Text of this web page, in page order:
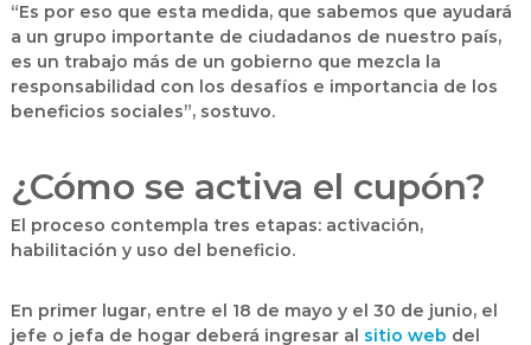
“Es por eso que esta medida, que sabemos que ayudará
a un grupo importante de ciudadanos de nuestro país,
es un trabajo más de un gobierno que mezcla la
responsabilidad con los desafíos e importancia de los
beneficios sociales”, sostuvo.
¿Cómo se activa el cupón?
El proceso contempla tres etapas: activación,
habilitación y uso del beneficio.
En primer lugar, entre el 18 de mayo y el 30 de junio, el
jefe o jefa de hogar deberá ingresar al sitio web del